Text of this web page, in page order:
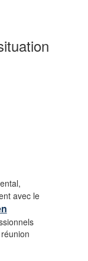
avec le